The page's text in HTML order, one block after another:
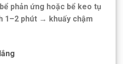
phản ứng hoặc bể keo tụ
1–2 phút → khuấy chậm